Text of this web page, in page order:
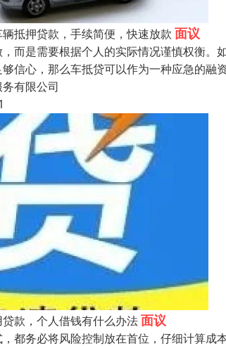
抵押贷款，手续简便，快速放款 面议
而是需要根据个人的实际情况谨慎权衡
信心，那么车抵贷可以作为一种应急的
有限公司
款，个人借钱有什么办法面议
都务必将风险控制放在首位，仔细计算